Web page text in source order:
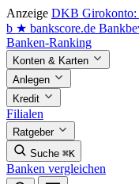
Anzeige DKB Girokonto:
b ★ bankscore.de
Banken-Ranking
Konten & Karten
Anlegen
Kredit
Filialen
Ratgeber
Suche ⌘K
Banken vergleichen